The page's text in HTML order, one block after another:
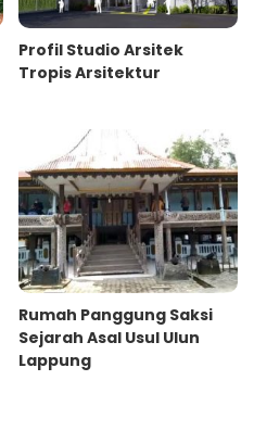
Profil Studio Arsitek
Tropis Arsitektur
Rumah Panggung Saksi
Sejarah Asal Usul Ulun
Lappung